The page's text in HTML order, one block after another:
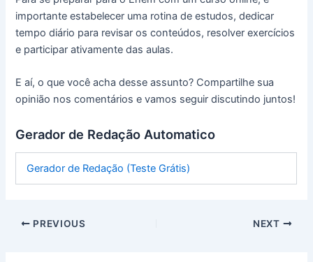
importante estabelecer uma rotina de estudos, dedicar
tempo diário para revisar os conteúdos, resolver exercícios
e participar ativamente das aulas.
E aí, o que você acha desse assunto? Compartilhe sua
opinião nos comentários e vamos seguir discutindo juntos!
Gerador de Redação Automatico
Gerador de Redação (Teste Grátis)
PREVIOUS NEXT